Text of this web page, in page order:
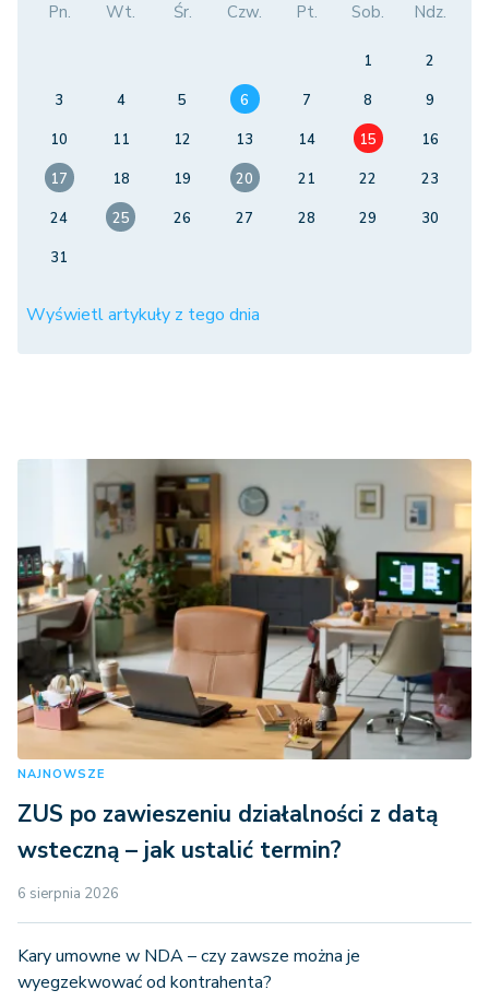
Pn. Wt. Śr. Czw. Pt. Sob. Ndz.
1
2
3
4 5 6 7 8
9
10
11 12 13 14 15
16
17
18 19 20 21 22
23
24
25 26 27 28 29
30
31
Wyświetl artykuły z tego dnia
NAJNOWSZE
ZUS po zawieszeniu działalności z datą
wsteczną – jak ustalić termin?
6 sierpnia 2026
Kary umowne w NDA – czy zawsze można je
wyegzekwować od kontrahenta?